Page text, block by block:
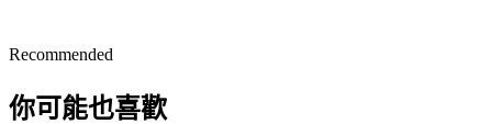
Recommended
你可能也喜歡